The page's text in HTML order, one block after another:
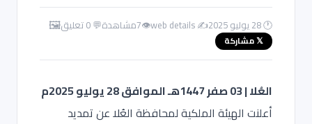
🕐 28 يوليو 2025 ✍️ web details
👁
7مشاهدة💬 0 تعليق 🖼️
𝕏 مشاركة
العُلا | 03 صفر 1447هـ الموافق 28 يوليو 2025م
أعلنت الهيئة الملكية لمحافظة العُلا عن تمديد